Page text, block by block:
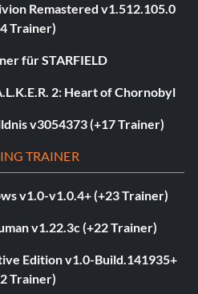
Remastered v1.512.105.0
Trainer)
für STARFIELD
2: Heart of Chornobyl
v3054373 (+17 Trainer)
TRAINER
v1.0-v1.0.4+ (+23 Trainer)
v1.22.3c (+22 Trainer)
Edition v1.0-Build.141935+
Trainer)